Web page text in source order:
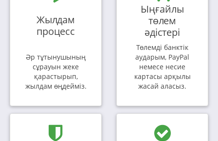
Жылдам
процесс
Әр тұтынушының
сұрауын жеке
қарастырып,
жылдам өңдейміз.
Ыңғайлы
төлем
әдістері
Төлемді банктік
аударым, PayPal
немесе несие
картасы арқылы
жасай аласыз.